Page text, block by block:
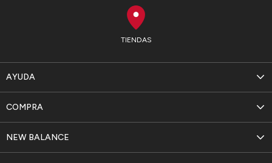
TIENDAS
AYUDA
NEW BALANCE
COMPRA